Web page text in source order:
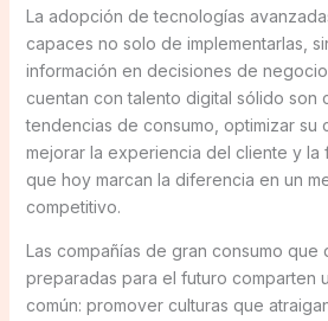
La adopción de tecnologías
capaces no solo de implementarlas,
información en decisiones de
cuentan con talento digital sólido son
tendencias de consumo, optimizar su
mejorar la experiencia del cliente y la
que hoy marcan la diferencia en un
competitivo.
Las compañías de gran consumo que
preparadas para el futuro comparten
común: promover culturas que